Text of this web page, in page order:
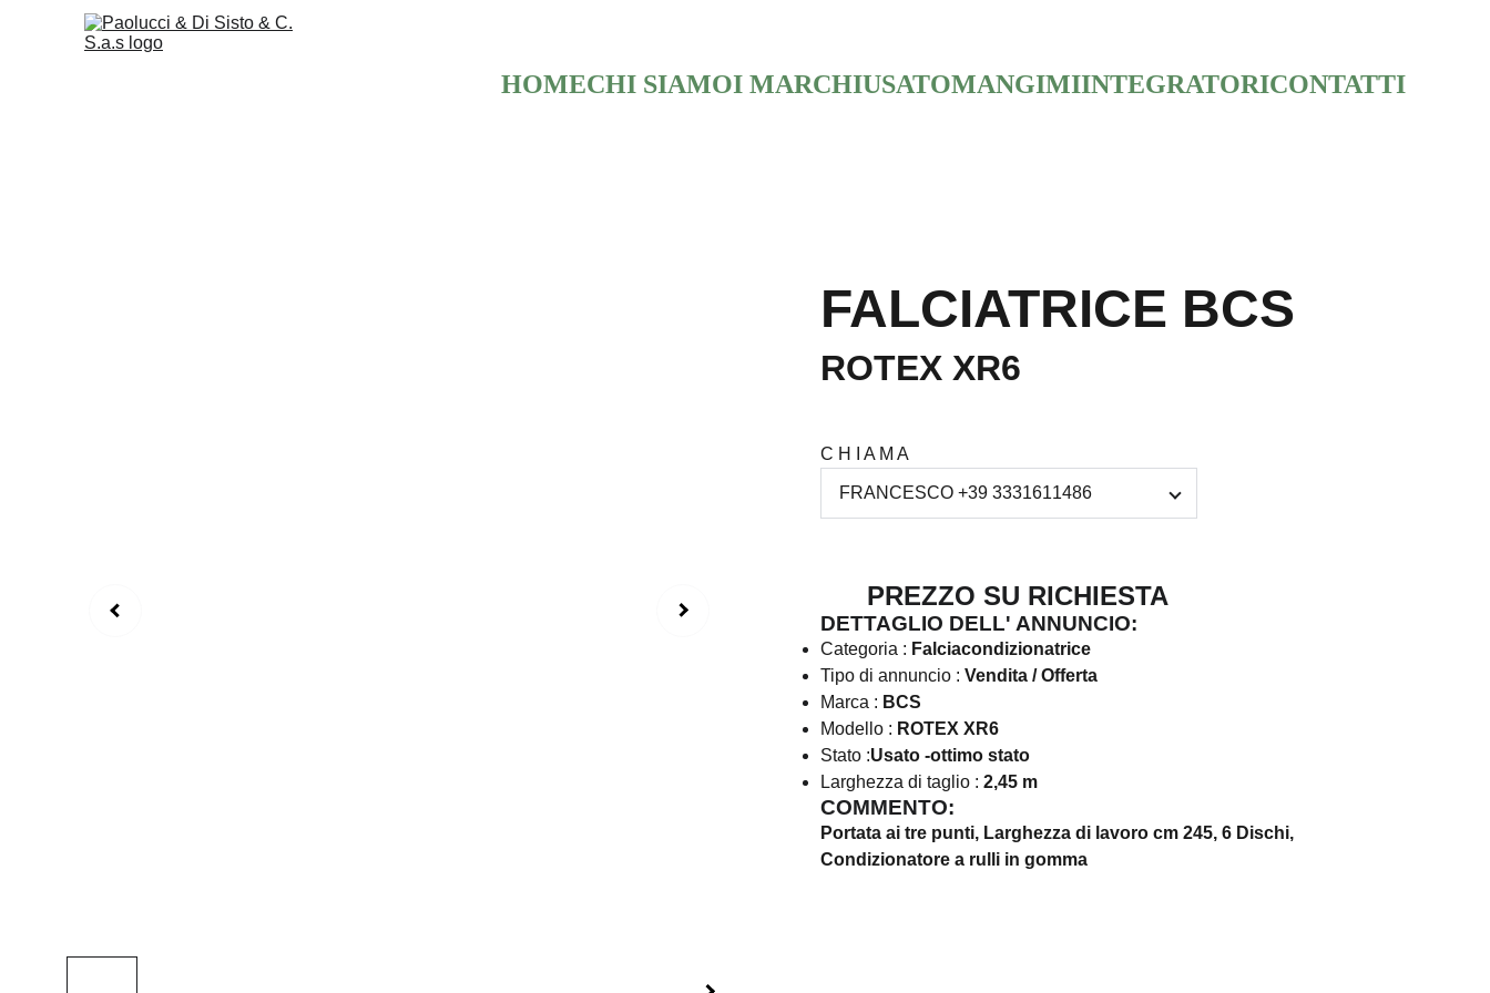
HOMECHI SIAMOI MARCHIUSATOMANGIMIINTEGRATORICONTATTI
FALCIATRICE BCS
ROTEX XR6
C H I A M A
PREZZO SU RICHIESTA
DETTAGLIO DELL' ANNUNCIO:
Categoria : Falciacondizionatrice
Tipo di annuncio : Vendita / Offerta
Marca : BCS
Modello : ROTEX XR6
Stato :Usato -ottimo stato
Larghezza di taglio : 2,45 m
COMMENTO:
Portata ai tre punti, Larghezza di lavoro cm 245, 6 Dischi,
Condizionatore a rulli in gomma